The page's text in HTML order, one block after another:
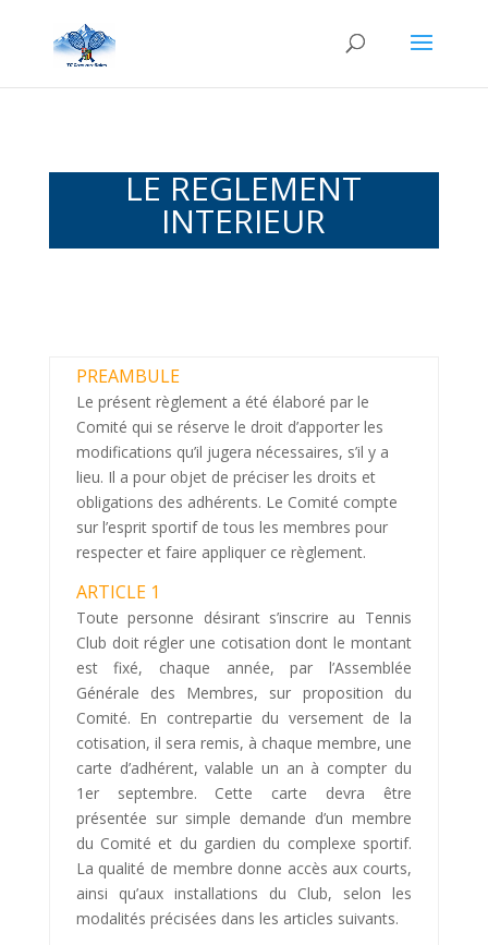
LE REGLEMENT
INTERIEUR
PREAMBULE
Le présent règlement a été élaboré par le
Comité qui se réserve le droit d’apporter les
modifications qu’il jugera nécessaires, s’il y a
lieu. Il a pour objet de préciser les droits et
obligations des adhérents. Le Comité compte
sur l’esprit sportif de tous les membres pour
respecter et faire appliquer ce règlement.
ARTICLE 1
Toute personne désirant s’inscrire au Tennis
Club doit régler une cotisation dont le montant
est fixé, chaque année, par l’Assemblée
Générale des Membres, sur proposition du
Comité. En contrepartie du versement de la
cotisation, il sera remis, à chaque membre, une
carte d’adhérent, valable un an à compter du
1er septembre. Cette carte devra être
présentée sur simple demande d’un membre
du Comité et du gardien du complexe sportif.
La qualité de membre donne accès aux courts,
ainsi qu’aux installations du Club, selon les
modalités précisées dans les articles suivants.